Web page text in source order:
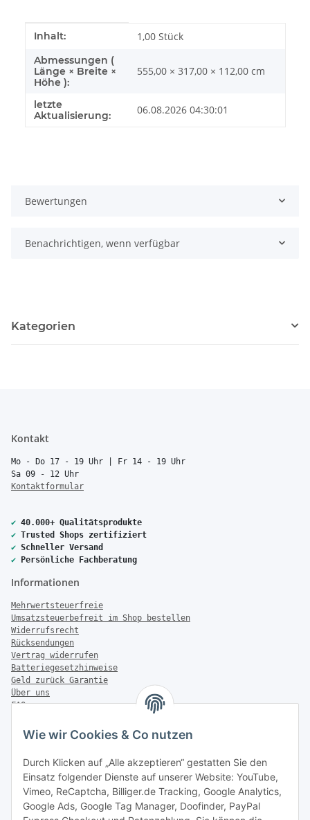
Wie wir Cookies & Co nutzen
Durch Klicken auf „Alle akzeptieren“ gestatten Sie den
Einsatz folgender Dienste auf unserer Website: YouTube,
Vimeo, ReCaptcha, Billiger.de Tracking, Google Analytics,
Google Ads, Google Tag Manager, Doofinder, PayPal
Produkteigenschaft
Wert
Inhalt: 1,00 Stück
Abmessungen (
Länge × Breite ×
Höhe ):
555,00 × 317,00 × 112,00 cm
letzte
Aktualisierung:
06.08.2026 04:30:01
Bewertungen
Benachrichtigen, wenn verfügbar
Kategorien
Kontakt
Mo - Do 17 - 19 Uhr | Fr 14 - 19 Uhr
Sa 09 - 12 Uhr
Kontaktformular
✔ 40.000+ Qualitätsprodukte
✔ Trusted Shops zertifiziert
✔ Schneller Versand
✔ Persönliche Fachberatung
Informationen
Mehrwertsteuerfreie
Umsatzsteuerbefreit im Shop bestellen
Widerrufsrecht
Rücksendungen
Vertrag widerrufen
Batteriegesetzhinweise
Geld zurück Garantie
Über uns
FAQ
Zahlung & Versand
Versandinformationen